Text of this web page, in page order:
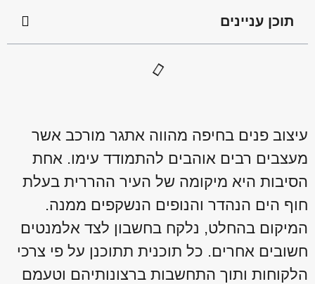
תוכן עניינים
עיצוב פנים בחיפה מהווה אתגר מורכב אשר
מעצבים רבים אוהבים להתמודד עימו. אחת
הסיבות היא מיקומה של העיר ההררית בעלת
חוף הים הנהדר והנופים הנשקפים ממנה.
המיקום בהחלט, נלקח בחשבון לצד אלמנטים
חשובים אחרים. כל תוכנית תתוכנן על פי צרכי
הלקוחות ותוך התחשבות ברצונותיהם וטעמם